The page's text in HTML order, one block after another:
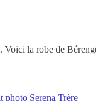
. Voici la robe de